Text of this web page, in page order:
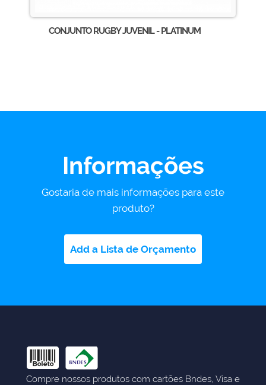
CONJUNTO RUGBY JUVENIL - PLATINUM
Informações
Gostaria de mais informações para este
produto?
Add a Lista de Orçamento
Compre nossos produtos com cartões Bndes, Visa e